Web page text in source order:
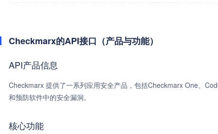
Checkmarx的API接口（产品与功能）
API产品信息
Checkmarx 提供了一系列应用安全产品，包括Checkmarx One、
和预防软件中的安全漏洞。
核心功能